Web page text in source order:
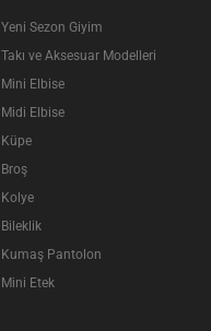
Yeni Sezon Giyim
Takı ve Aksesuar Modelleri
Mini Elbise
Midi Elbise
Küpe
Broş
Kolye
Bileklik
Kumaş Pantolon
Mini Etek